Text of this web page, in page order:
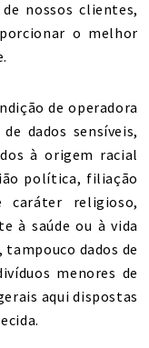
nossos clientes,
o melhor
de operadora
dados sensíveis,
à origem racial
política, filiação
caráter religioso,
à saúde ou à vida
dados de
menores de
aqui dispostas